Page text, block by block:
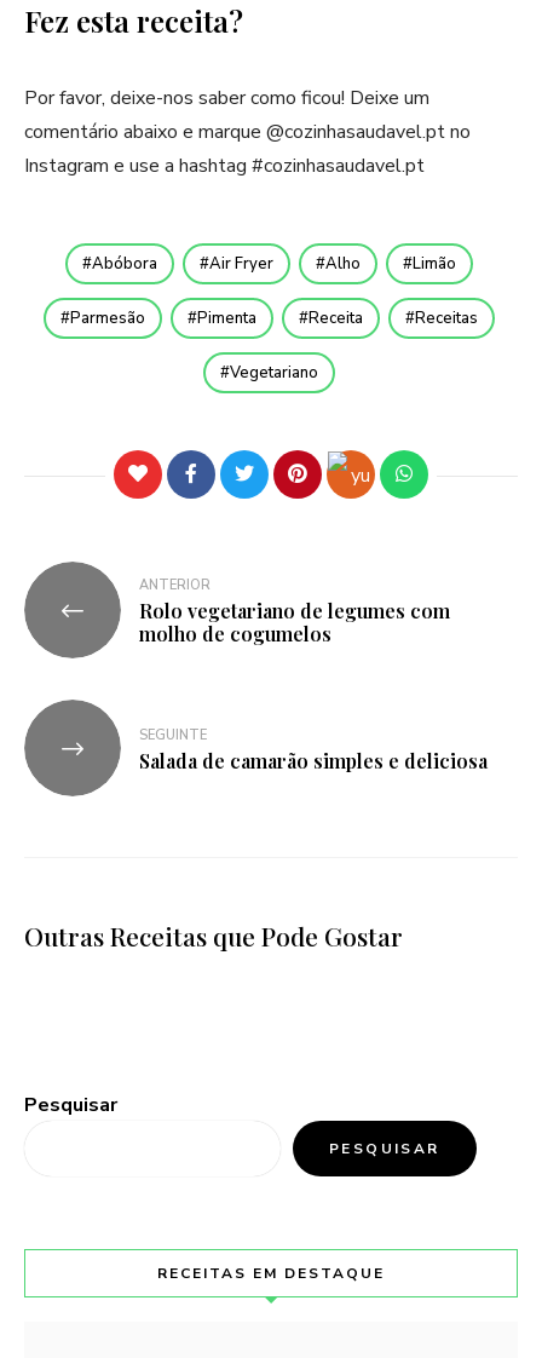
Fez esta receita?
Por favor, deixe-nos saber como ficou! Deixe um
comentário abaixo e marque @cozinhasaudavel.pt no
Instagram e use a hashtag #cozinhasaudavel.pt
Abóbora Air Fryer Alho Limão
Parmesão Pimenta Receita Receitas
Vegetariano
ANTERIOR
Rolo vegetariano de legumes com
molho de cogumelos
SEGUINTE
Salada de camarão simples e deliciosa
Outras Receitas que Pode Gostar
Pesquisar
PESQUISAR
RECEITAS EM DESTAQUE